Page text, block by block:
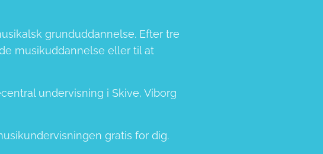
grunduddannelse. Efter tre
musikuddannelse eller til at
undervisning i Skive, Viborg
gratis for dig.